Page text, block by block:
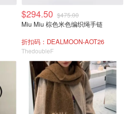
$294.50 $475.00
Miu Miu 棕色米色编织绳手链
折扣码：DEALMOON-AOT26
ThedoubleF